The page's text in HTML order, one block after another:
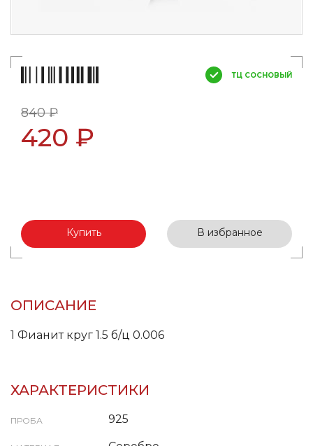
ТЦ СОСНОВЫЙ
840 ₽
420 ₽
Купить В избранное
ОПИСАНИЕ
1 Фианит круг 1.5 б/ц 0.006
ХАРАКТЕРИСТИКИ
ПРОБА 925